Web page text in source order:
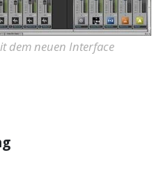
dem neuen Interface